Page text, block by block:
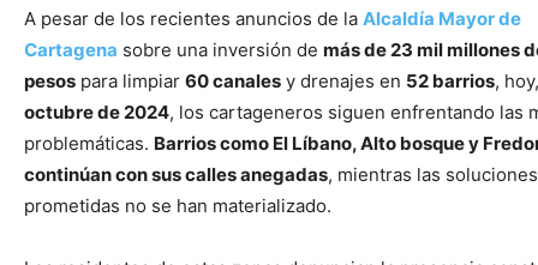
A pesar de los recientes anuncios de la Alcaldía Mayor de
Cartagena sobre una inversión de más de 23 mil millones
pesos para limpiar 60 canales y drenajes en 52 barrios,
octubre de 2024, los cartageneros siguen enfrentando las
problemáticas. Barrios como El Líbano, Alto bosque y
continúan con sus calles anegadas, mientras las soluciones
prometidas no se han materializado.